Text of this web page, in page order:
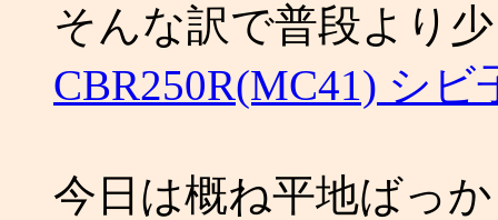
そんな訳で普段より
CBR250R(MC41) シビ
今日は概ね平地ばっ